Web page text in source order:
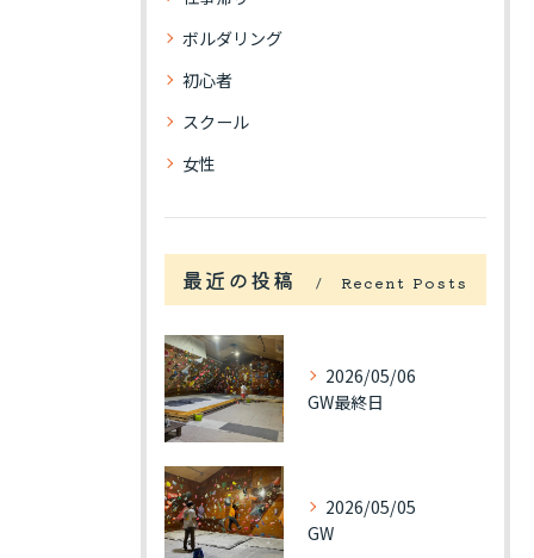
ボルダリング
初心者
スクール
女性
最近の投稿 Recent Posts
2026/05/06
GW最終日
2026/05/05
GW